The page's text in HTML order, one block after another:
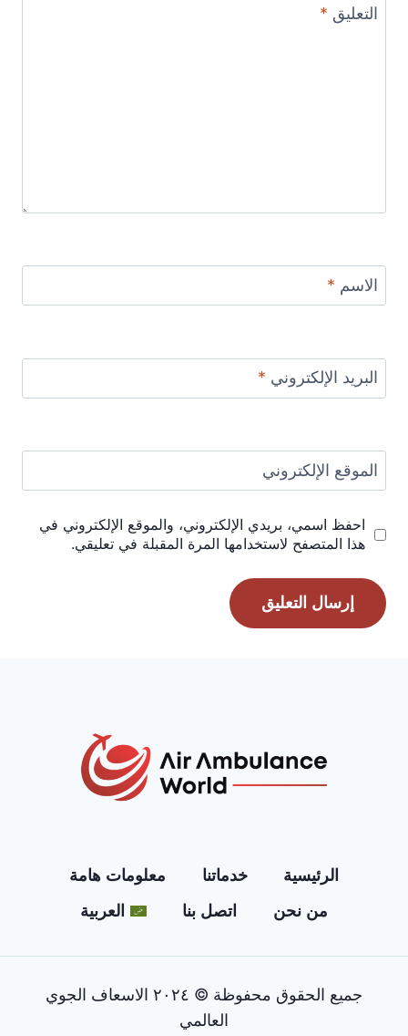
التعليق *
الاسم *
البريد الإلكتروني *
الموقع الإلكتروني
احفظ اسمي، بريدي الإلكتروني، والموقع الإلكتروني في
هذا المتصفح لاستخدامها المرة المقبلة في تعليقي.
الرئيسية خدماتنا
معلومات هامة
من نحن
اتصل بنا العربية
جميع الحقوق محفوظة © ٢٠٢٤ الاسعاف الجوي
العالمي